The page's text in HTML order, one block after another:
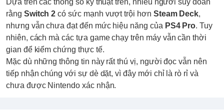
Dựa trên các thông số kỹ thuật trên, nhiều người suy đoán
rằng Switch 2 có sức mạnh vượt trội hơn Steam Deck,
nhưng vẫn chưa đạt đến mức hiệu năng của PS4 Pro. Tuy
nhiên, cách mà các tựa game chạy trên máy vẫn cần thời
gian để kiểm chứng thực tế.
Mặc dù những thông tin này rất thú vị, người đọc vẫn nên
tiếp nhận chúng với sự dè dặt, vì đây mới chỉ là rò rỉ và
chưa được Nintendo xác nhận.